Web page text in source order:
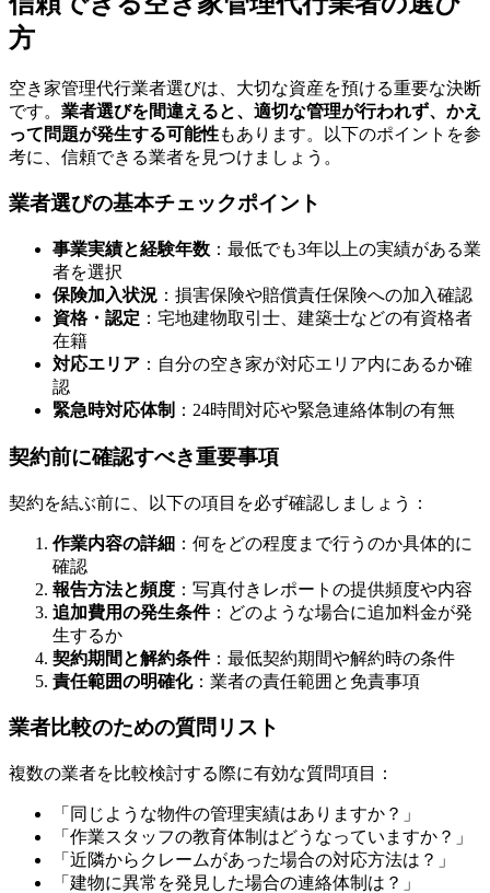
方
空き家管理代行業者選びは、大切な資産を預ける重要な決断
です。 業者選びを間違えると、適切な管理が行われず、かえ
って問題が発生する可能性もあります。以下のポイントを参
考に、信頼できる業者を見つけましょう。
業者選びの基本チェックポイント
事業実績と経験年数 ：最低でも3年以上の実績がある業
者を選択
保険加入状況 ：損害保険や賠償責任保険への加入確認
資格・認定 ：宅地建物取引士、建築士などの有資格者
在籍
対応エリア ：自分の空き家が対応エリア内にあるか確
認
緊急時対応体制 ：24時間対応や緊急連絡体制の有無
契約前に確認すべき重要事項
契約を結ぶ前に、以下の項目を必ず確認しましょう：
作業内容の詳細 ：何をどの程度まで行うのか具体的に
確認
報告方法と頻度 ：写真付きレポートの提供頻度や内容
追加費用の発生条件：どのような場合に追加料金が発
生するか
契約期間と解約条件：最低契約期間や解約時の条件
責任範囲の明確化：業者の責任範囲と免責事項
業者比較のための質問リスト
複数の業者を比較検討する際に有効な質問項目：
「同じような物件の管理実績はありますか？」
「作業スタッフの教育体制はどうなっていますか？」
「近隣からクレームがあった場合の対応方法は？」
「建物に異常を発見した場合の連絡体制は？」